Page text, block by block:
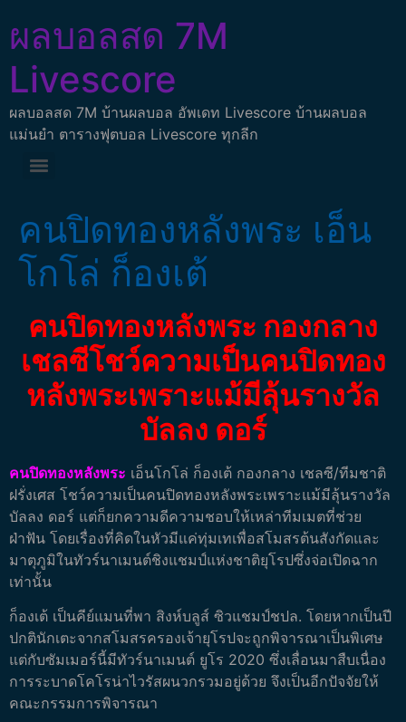
ผลบอลสด 7M
Livescore
ผลบอลสด 7M บ้านผลบอล อัพเดท Livescore บ้านผลบอล
แม่นยำ ตารางฟุตบอล Livescore ทุกลีก
คนปิดทองหลังพระ เอ็น
โกโล่ ก็องเต้
คนปิดทองหลังพระ กองกลาง
เชลซีโชว์ความเป็นคนปิดทอง
หลังพระเพราะแม้มีลุ้นรางวัล
บัลลง ดอร์
คนปิดทองหลังพระ เอ็นโกโล่ ก็องเต้ กองกลาง เชลซี/ทีมชาติ
ฝรั่งเศส โชว์ความเป็นคนปิดทองหลังพระเพราะแม้มีลุ้นรางวัล
บัลลง ดอร์ แต่ก็ยกความดีความชอบให้เหล่าทีมเมตที่ช่วย
ฝ่าฟัน โดยเรื่องที่คิดในหัวมีแค่ทุ่มเทเพื่อสโมสรต้นสังกัดและ
มาตุภูมิในทัวร์นาเมนต์ชิงแชมป์แห่งชาติยุโรปซึ่งจ่อเปิดฉาก
เท่านั้น
ก็องเต้ เป็นคีย์แมนที่พา สิงห์บลูส์ ซิวแชมป์ชปล. โดยหากเป็นปี
ปกตินักเตะจากสโมสรครองเจ้ายุโรปจะถูกพิจารณาเป็นพิเศษ
แต่กับซัมเมอร์นี้มีทัวร์นาเมนต์ ยูโร 2020 ซึ่งเลื่อนมาสืบเนื่อง
การระบาดโคโรน่าไวรัสผนวกรวมอยู่ด้วย จึงเป็นอีกปัจจัยให้
คณะกรรมการพิจารณา